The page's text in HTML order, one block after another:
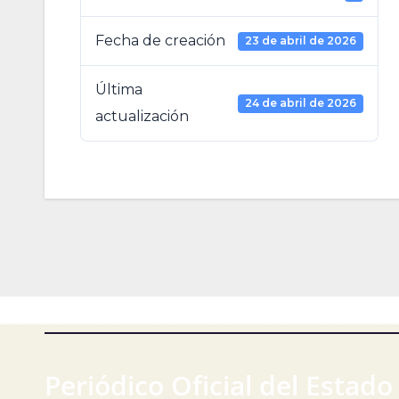
Fecha de creación 23 de abril de 2026
Última
actualización
24 de abril de 2026
Periódico Oficial del